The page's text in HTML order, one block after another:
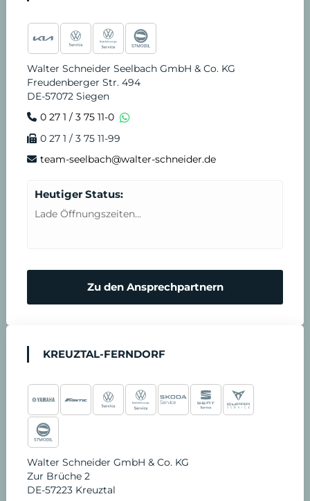
Walter Schneider Seelbach GmbH & Co. KG
Freudenberger Str. 494
DE-57072 Siegen
0 27 1 / 3 75 11-0
0 27 1 / 3 75 11-99
team-seelbach@walter-schneider.de
Heutiger Status:
Lade Öffnungszeiten...
Zu den Ansprechpartnern
KREUZTAL-FERNDORF
Walter Schneider GmbH & Co. KG
Zur Brüche 2
DE-57223 Kreuztal